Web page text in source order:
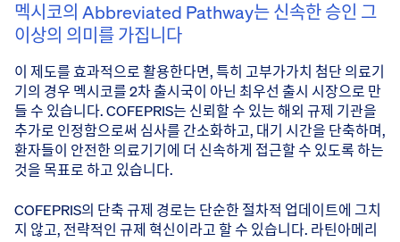
멕시코의 Abbreviated Pathway는 신속한 승인 그
이상의 의미를 가집니다
이 제도를 효과적으로 활용한다면, 특히 고부가가치 첨단 의료기
기의 경우 멕시코를 2차 출시국이 아닌 최우선 출시 시장으로 만
들 수 있습니다. COFEPRIS는 신뢰할 수 있는 해외 규제 기관을
추가로 인정함으로써 심사를 간소화하고, 대기 시간을 단축하며,
환자들이 안전한 의료기기에 더 신속하게 접근할 수 있도록 하는
것을 목표로 하고 있습니다.
COFEPRIS의 단축 규제 경로는 단순한 절차적 업데이트에 그치
지 않고, 전략적인 규제 혁신이라고 할 수 있습니다. 라틴아메리